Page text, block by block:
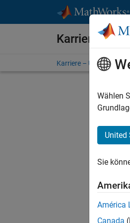
Karriere bei
Karriere – Übersicht
Wählen
United
Sie
América
Canada